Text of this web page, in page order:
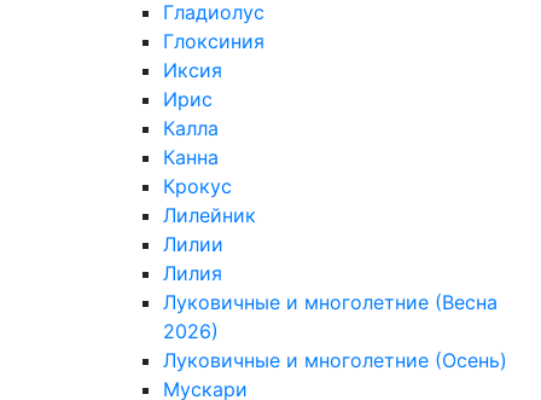
Гладиолус
Глоксиния
Иксия
Ирис
Калла
Канна
Крокус
Лилейник
Лилии
Лилия
Луковичные и многолетние (Весна
2026)
Луковичные и многолетние (Осень)
Мускари